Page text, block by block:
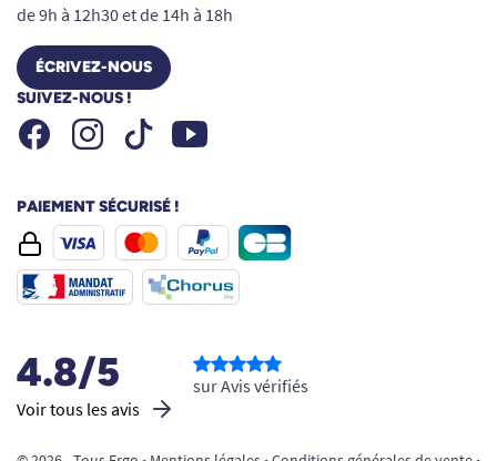
de 9h à 12h30 et de 14h à 18h
ÉCRIVEZ-NOUS
SUIVEZ-NOUS !
FacebookInstagramTiktok Youtube
PAIEMENT SÉCURISÉ !
4.8/5
Voir tous les avis
sur Avis vérifiés